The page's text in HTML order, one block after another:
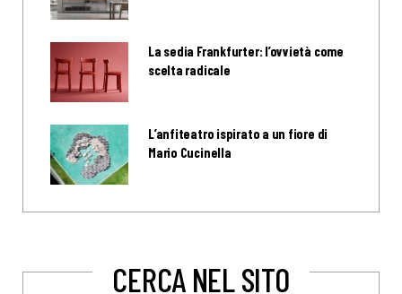
La sedia Frankfurter: l’ovvietà come
scelta radicale
L’anfiteatro ispirato a un fiore di
Mario Cucinella
CERCA NEL SITO